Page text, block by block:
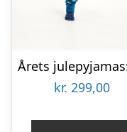
kr. 299,00